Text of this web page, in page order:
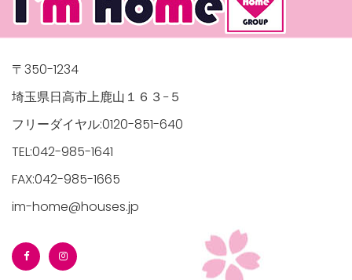
〒350-1234
埼玉県日高市上鹿山１６３−５
フリーダイヤル:0120-851-640
TEL:042-985-1641
FAX:042-985-1665
im-home@houses.jp